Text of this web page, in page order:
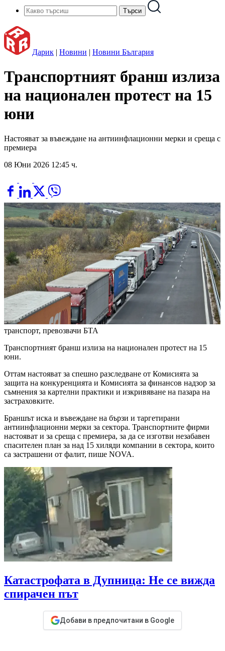
Дарик | Новини | Новини България
Транспортният бранш излиза
на национален протест на 15
юни
Настояват за въвеждане на антиинфлационни мерки и среща с
премиера
08 Юни 2026 12:45 ч.
транспорт, превозвачи БТА
Транспортният бранш излиза на национален протест на 15
юни.
Оттам настояват за спешно разследване от Комисията за
защита на конкуренцията и Комисията за финансов надзор за
съмнения за картелни практики и изкривяване на пазара на
застраховките.
Браншът иска и въвеждане на бързи и таргетирани
антиинфлационни мерки за сектора. Транспортните фирми
настояват и за среща с премиера, за да се изготви незабавен
спасителен план за над 15 хиляди компании в сектора, които
са застрашени от фалит, пише NOVA.
Катастрофата в Дупница: Не се вижда
спирачен път
Добави в предпочитани в Google